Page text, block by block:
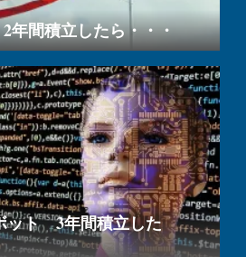
間積立したら・・・
ット 3年間積立した